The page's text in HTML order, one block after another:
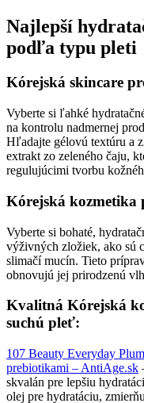
Najlepší
podľa typu pleti
Kórejská skincare
Vyberte si ľahké
na kontrolu nadmernej
Hľadajte gélovú textúru a
extrakt zo zeleného čaju,
regulujúcimi tvorbu
Kórejská kozmetika
Vyberte si bohaté,
výživných zložiek, ako sú
slimačí mucín. Tieto
obnovujú jej prirodzenú
Kvalitná Kórejská
suchú pleť:
107 Beauty Everyday
prebiotikami – AntiAge.sk
skvalán pre lepšiu
olej pre hydratáciu,